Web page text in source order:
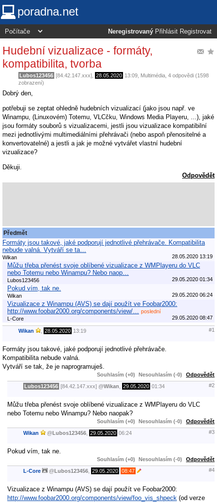
poradna.net
Neregistrovaný Přihlásit Registrovat
Hudební vizualizace - formáty,
kompatibilita, tvorba
Lubos123456 [84.42.147.xxx], 28.05.2020 13:09 Multimédia , 4 odpovědi (1598
zobrazení)
Dobrý den,
potřebuji se zeptat ohledně hudebních vizualizací (jako jsou např. ve
Winampu, (Linuxovém) Totemu, VLCčku, Windows Media Playeru, ...), jaké
jsou formáty souborů s vizualizacemi, jestli jsou vizualizace kompatibilní
mezi jednotlivými multimediálními přehrávači (nebo aspoň přenositelné a
konvertovatelné) a jestli a jak je možné vytvářet vlastní hudební
vizualizace?
Děkuji.
Odpovědět
Předmět
Formáty jsou takové, jaké podporují jednotlivé přehrávače. Kompatibilita
nebude valná. Vytváří se ta…
Wikan 28.05.2020 13:19
Můžu třeba přenést svoje oblíbené vizualizace z WMPlayeru do VLC
nebo Totemu nebo Winampu? Nebo naop…
Lubos123456 29.05.2020 01:34
Pokud vím, tak ne.
Wikan 29.05.2020 06:24
Vizualizace z Winampu (AVS) se dají použít ve Foobar2000:
http://www.foobar2000.org/components/view/…
poslední
L-Core
29.05.2020 08:47
Wikan 28.05.2020 13:19 #1
Formáty jsou takové, jaké podporují jednotlivé přehrávače.
Kompatibilita nebude valná.
Vytváří se tak, že je naprogramuješ.
Souhlasím (+0) Nesouhlasím (-0) Odpovědět
Lubos123456 [84.42.147.xxx] @Wikan 29.05.2020 01:34 #2
Můžu třeba přenést svoje oblíbené vizualizace z WMPlayeru do VLC
nebo Totemu nebo Winampu? Nebo naopak?
Souhlasím (+0) Nesouhlasím (-0) Odpovědět
Wikan @Lubos123456 29.05.2020 06:24 #3
Pokud vím, tak ne.
Souhlasím (+0) Nesouhlasím (-0) Odpovědět
L-Core @Lubos123456 29.05.2020 08:47 #4
Vizualizace z Winampu (AVS) se dají použít ve Foobar2000:
http://www.foobar2000.org/components/view/foo_vis_shpeck (od verze